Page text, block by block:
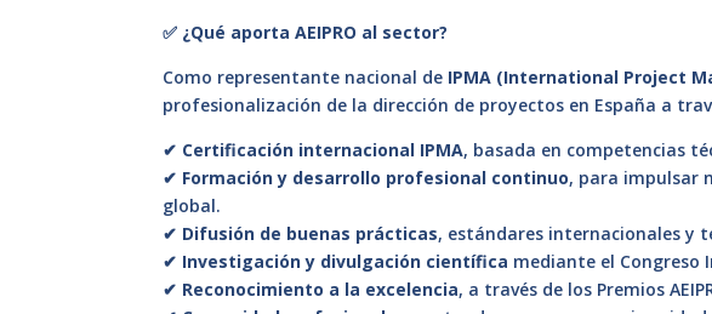
✅ ¿Qué aporta AEIPRO al sector?
Como representante nacional de IPMA (International Project
profesionalización de la dirección de proyectos en España a
✔ Certificación internacional IPMA, basada en competencias
✔ Formación y desarrollo profesional continuo, para impulsar
global.
✔ Difusión de buenas prácticas, estándares internacionales y
✔ Investigación y divulgación científica mediante el Congreso
✔ Reconocimiento a la excelencia, a través de los Premios